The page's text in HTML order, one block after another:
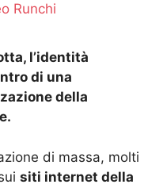
Runchi
l’identità
di una
della
di massa, molti
siti internet della